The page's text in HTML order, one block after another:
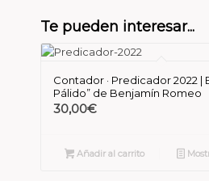
Te pueden interesar...
Contador · Predicador 2022 |
Pálido” de Benjamín Romeo
30,00€
Añadir al carrito